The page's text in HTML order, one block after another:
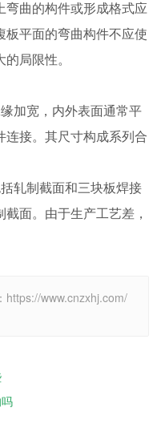
弯曲的构件或形成格式应
平面的弯曲构件不应使
局限性。
加宽，内外表面通常平
接。其尺寸构成系列合
轧制截面和三块板焊接
面。由于生产工艺差，
https://www.cnzxhj.com/